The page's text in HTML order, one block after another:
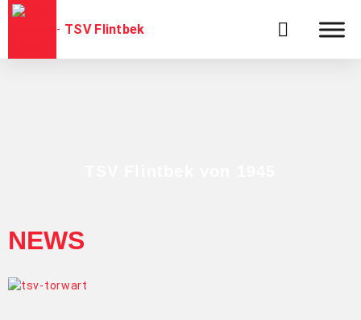
TSV Flintbek
NEWS